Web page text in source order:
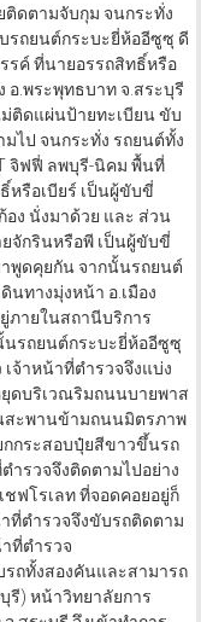
ติดตามจับกุม จนกระทั่ง
รถยนต์กระบะยี่ห้ออีซูซุ ดี
รค์ ที่นายอรรถสิทธิ์หรือ
อ.พระพุทธบาท จ.สระบุรี
ติดแผ่นป้ายทะเบียน ขับ
ไป จนกระทั่ง รถยนต์ทั้ง
จิฟฟี่ ลพบุรี-นิคม พื้นที่
หรือเบียร์ เป็นผู้ขับขี่
ง นั่งมาด้วย และ ส่วน
จักรินหรือพี เป็นผู้ขับขี่
พูดคุยกัน จากนั้นรถยนต์
นทางมุ่งหน้า อ.เมือง
ภายในสถานีบริการ
นรถยนต์กระบะยี่ห้ออีซูซุ
จ้าหน้าที่ตำรวจจึงแบ่ง
ดบริเวณริมถนนบายพาส
สะพานข้ามถนนมิตรภาพ
กระสอบปุ๋ยสีขาวขึ้นรถ
ำรวจจึงติดตามไปอย่าง
ฟโรเลท ที่จอดคอยอยู่ก็
ที่ตำรวจจึงขับรถติดตาม
ที่ตำรวจ
ถทั้งสองคันและสามารถ
) หน้าวิทยาลัยการ